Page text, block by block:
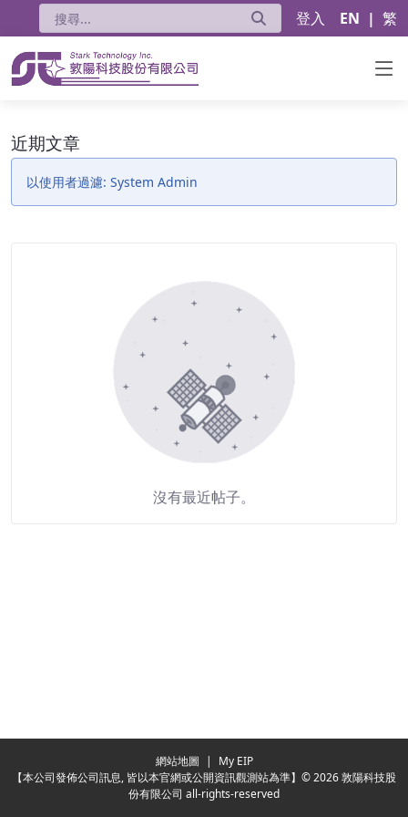
登入 EN | 繁
近期文章
以使用者過濾: System Admin
沒有最近帖子。
網站地圖 |
My EIP
【本公司發佈公司訊息, 皆以本官網或公開資訊觀測站為準】© 2026 敦陽科技股
份有限公司 all-rights-reserved